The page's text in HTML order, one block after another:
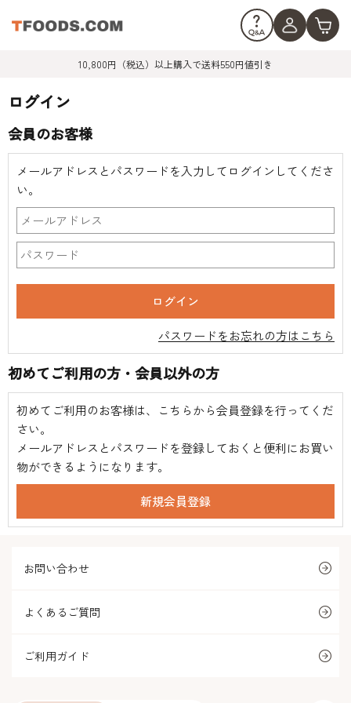
10,800円（税込）以上購入で送料550円値引き
ログイン
会員のお客様
メールアドレスとパスワードを入力してログインしてくださ
い。
パスワードをお忘れの方はこちら
初めてご利用の方・会員以外の方
初めてご利用のお客様は、こちらから会員登録を行ってくだ
さい。
メールアドレスとパスワードを登録しておくと便利にお買い
物ができるようになります。
お問い合わせ
よくあるご質問
ご利用ガイド